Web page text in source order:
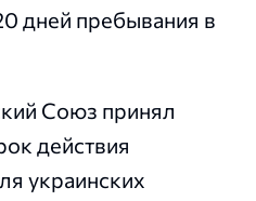
дней пребывания в
Союз принял
действия
украинских